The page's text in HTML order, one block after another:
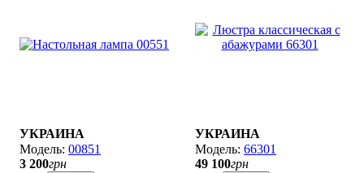
УКРАИНА
00851
3 200грн
УКРАИНА
66301
49 100грн